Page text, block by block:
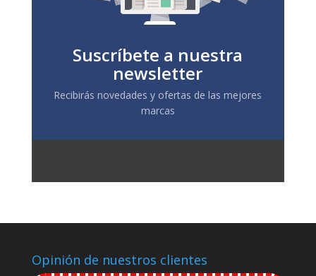
Suscríbete a nuestra
newsletter
Recibirás novedades y ofertas de las mejores
marcas
Opinión de nuestros clientes